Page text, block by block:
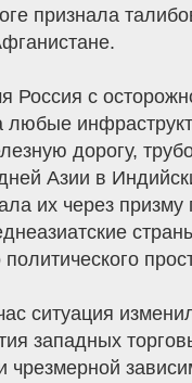
признала
Россия с
любые
дорогу,
Азии в
их через призму
политического
ситуация
западных
чрезмерной